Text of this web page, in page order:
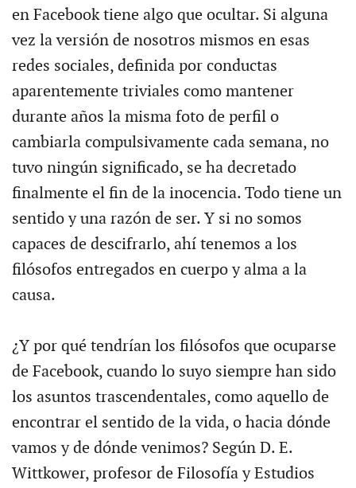
en Facebook tiene algo que ocultar. Si alguna
vez la versión de nosotros mismos en esas
redes sociales, definida por conductas
aparentemente triviales como mantener
durante años la misma foto de perfil o
cambiarla compulsivamente cada semana, no
tuvo ningún significado, se ha decretado
finalmente el fin de la inocencia. Todo tiene un
sentido y una razón de ser. Y si no somos
capaces de descifrarlo, ahí tenemos a los
filósofos entregados en cuerpo y alma a la
causa.
¿Y por qué tendrían los filósofos que ocuparse
de Facebook, cuando lo suyo siempre han sido
los asuntos trascendentales, como aquello de
encontrar el sentido de la vida, o hacia dónde
vamos y de dónde venimos? Según D. E.
Wittkower, profesor de Filosofía y Estudios